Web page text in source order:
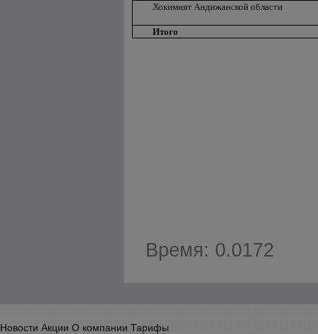
Хокимият Андижанской области
Итого
Время: 0.0172
Новости Акции О компании Тарифы